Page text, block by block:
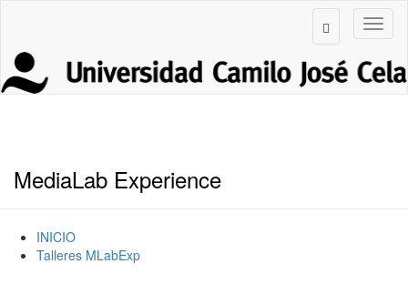
MediaLab Experience
INICIO
Talleres MLabExp